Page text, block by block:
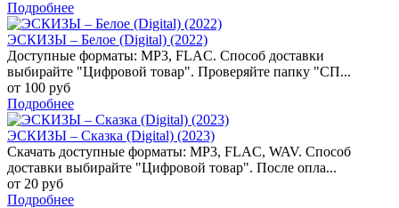
Подробнее
ЭСКИЗЫ – Белое (Digital) (2022)
Доступные форматы: MP3, FLAC. Способ доставки
выбирайте "Цифровой товар". Проверяйте папку "СП...
от 100 руб
Подробнее
ЭСКИЗЫ – Сказка (Digital) (2023)
Скачать доступные форматы: MP3, FLAC, WAV. Способ
доставки выбирайте "Цифровой товар". После опла...
от 20 руб
Подробнее